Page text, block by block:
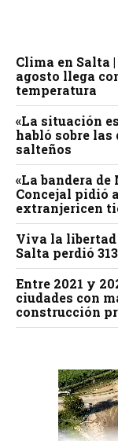
Clima en Salta
agosto llega
temperatura
«La situación
habló sobre las
salteños
«La bandera
Concejal pidió
extranjericen
Viva la
Salta perdió
Entre 2021 y
ciudades con
construcción